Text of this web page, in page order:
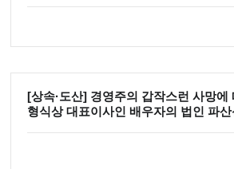
[상속·도산] 경영주의 갑작스런 사망에
형식상 대표이사인 배우자의 법인 파